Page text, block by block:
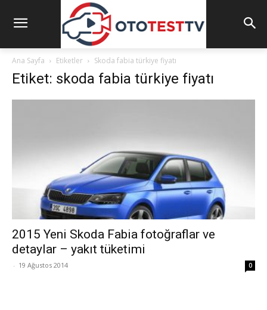
Ana Sayfa Etiketler Skoda fabia türkiye fiyatı
Etiket: skoda fabia türkiye fiyatı
2015 Yeni Skoda Fabia fotoğraflar ve
detaylar – yakıt tüketimi
- 19 Ağustos 2014 0